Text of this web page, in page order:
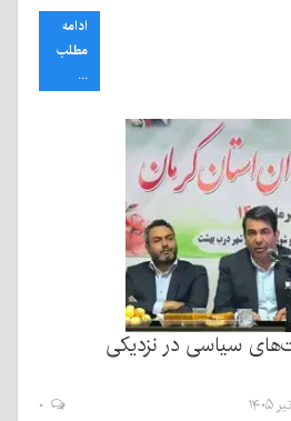
ادامه
مطلب
...
سیاسی در نزدیکی